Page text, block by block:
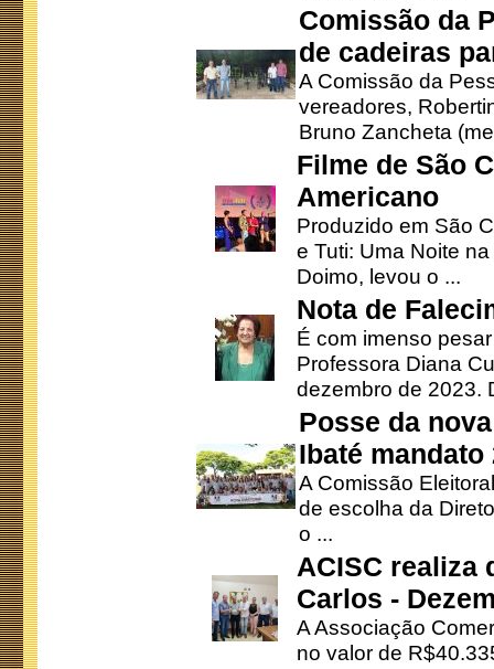
Comissão da
de cadeiras
A Comissão da
vereadores,
Bruno Zancheta
Filme de São
Americano
Produzido em São
e Tuti: Uma Noite
Doimo, levou o ...
Nota de
É com imenso
Professora Diana
dezembro de 2023.
Posse da
Ibaté mandato
A Comissão
de escolha da
o ...
ACISC realiza
Carlos -
A Associação
no valor de